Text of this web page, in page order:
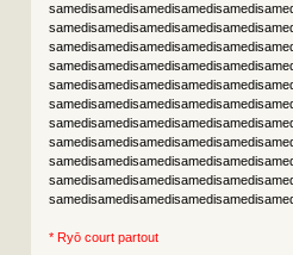
* Ryō court partout